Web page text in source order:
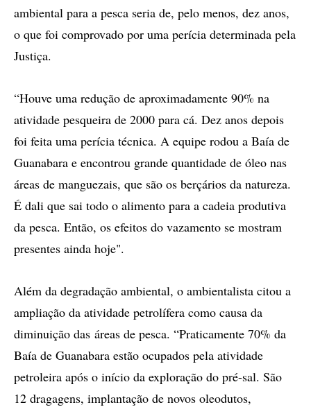
ambiental para a pesca seria de, pelo menos, dez anos,
o que foi comprovado por uma perícia determinada pela
Justiça.
“Houve uma redução de aproximadamente 90% na
atividade pesqueira de 2000 para cá. Dez anos depois
foi feita uma perícia técnica. A equipe rodou a Baía de
Guanabara e encontrou grande quantidade de óleo nas
áreas de manguezais, que são os berçários da natureza.
É dali que sai todo o alimento para a cadeia produtiva
da pesca. Então, os efeitos do vazamento se mostram
presentes ainda hoje".
Além da degradação ambiental, o ambientalista citou a
ampliação da atividade petrolífera como causa da
diminuição das áreas de pesca. “Praticamente 70% da
Baía de Guanabara estão ocupados pela atividade
petroleira após o início da exploração do pré-sal. São
12 dragagens, implantação de novos oleodutos,